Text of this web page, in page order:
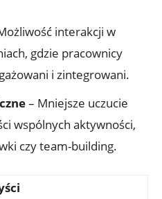
interakcji w
gdzie pracownicy
i zintegrowani.
– Mniejsze uczucie
wspólnych aktywności,
czy team-building.